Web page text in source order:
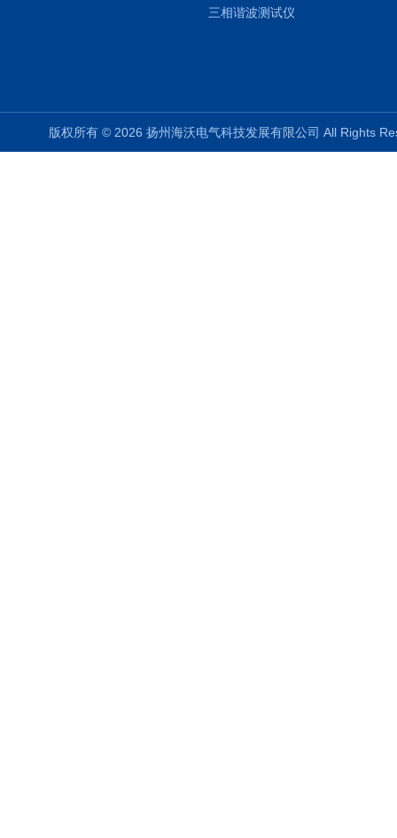
三相谐波测试仪
版权所有 © 2026 扬州海沃电气科技发展有限公司 All